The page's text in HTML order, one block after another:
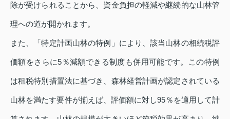
除が受けられることから、資金負担の軽減や継続的な山林管
理への道が開かれます。
また、「特定計画山林の特例」により、該当山林の相続税評
価額をさらに5％減額できる制度も併用可能です。この特例
は租税特別措置法に基づき、森林経営計画が認定されている
山林を満たす要件が揃えば、評価額に対し95％を適用して計